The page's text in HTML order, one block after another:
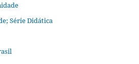
Série Didática